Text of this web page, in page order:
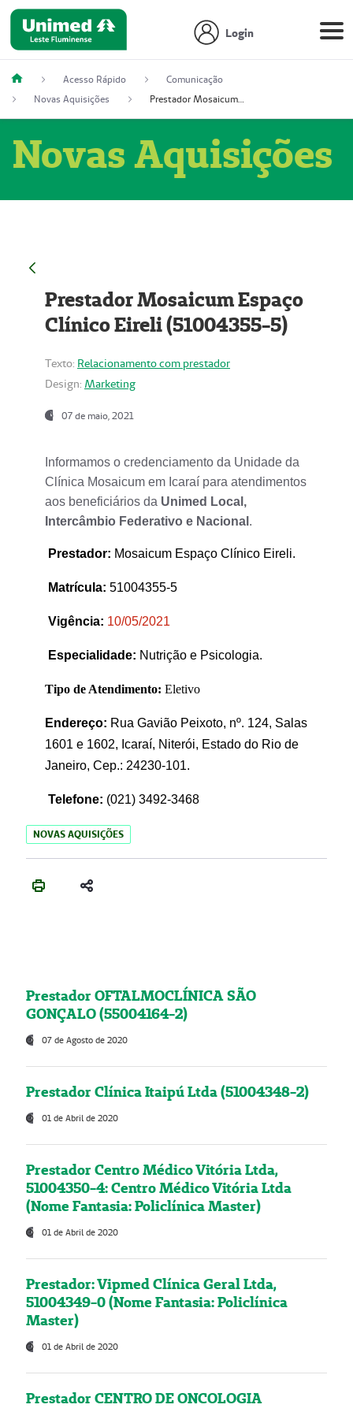
Login
Acesso Rápido
Comunicação
Novas Aquisições
Prestador Mosaicum Espaço Clínico Eireli (51004355-5)
Novas Aquisições
Prestador Mosaicum Espaço
Clínico Eireli (51004355-5)
Texto: Relacionamento com prestador
Design: Marketing
07 de maio, 2021
Informamos o credenciamento da Unidade da
Clínica Mosaicum em Icaraí para atendimentos
aos beneficiários da Unimed Local,
Intercâmbio Federativo e Nacional .
Prestador: Mosaicum Espaço Clínico Eireli.
Matrícula: 51004355-5
Vigência: 10/05/2021
Especialidade: Nutrição e Psicologia.
Tipo de Atendimento: Eletivo
Endereço: Rua Gavião Peixoto, nº. 124, Salas
1601 e 1602, Icaraí, Niterói, Estado do Rio de
Janeiro, Cep.: 24230-101.
Telefone: (021) 3492-3468
NOVAS AQUISIÇÕES
Prestador OFTALMOCLÍNICA SÃO
GONÇALO (55004164-2)
07 de Agosto de 2020
Prestador Clínica Itaipú Ltda (51004348-2)
01 de Abril de 2020
Prestador Centro Médico Vitória Ltda,
51004350-4: Centro Médico Vitória Ltda
(Nome Fantasia: Policlínica Master)
01 de Abril de 2020
Prestador: Vipmed Clínica Geral Ltda,
51004349-0 (Nome Fantasia: Policlínica
Master)
01 de Abril de 2020
Prestador CENTRO DE ONCOLOGIA